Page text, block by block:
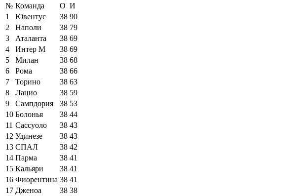
№ Команда О И
1
Ювентус 38 90
2
Наполи 38 79
3
Аталанта 38 69
4
Интер М 38 69
5
Милан 38 68
6
Рома 38 66
7
Торино 38 63
8
Лацио 38 59
9
Сампдория 38 53
10 Болонья 38 44
11 Сассуоло 38 43
12 Удинезе 38 43
13 СПАЛ 38 42
14 Парма 38 41
15 Кальяри 38 41
16 Фиорентина 38 41
17 Дженоа 38 38